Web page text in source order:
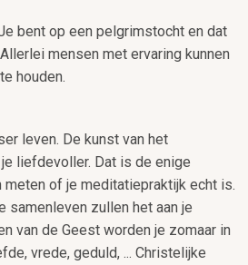
bent op een pelgrimstocht en dat
mensen met ervaring kunnen
houden.
leven. De kunst van het
liefdevoller. Dat is de enige
meten of je meditatiepraktijk echt is.
samenleven zullen het aan je
van de Geest worden je zomaar in
vrede, geduld, ... Christelijke